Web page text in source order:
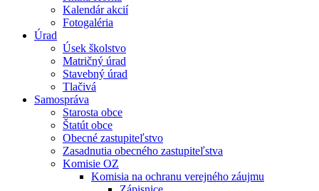
Kalendár akcií
Fotogaléria
Úrad
Úsek školstvo
Matričný úrad
Stavebný úrad
Tlačivá
Samospráva
Starosta obce
Štatút obce
Obecné zastupiteľstvo
Zasadnutia obecného zastupiteľstva
Komisie OZ
Komisia na ochranu verejného záujmu